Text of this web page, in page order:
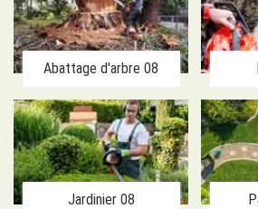
Abattage d'arbre 08
Jardinier 08